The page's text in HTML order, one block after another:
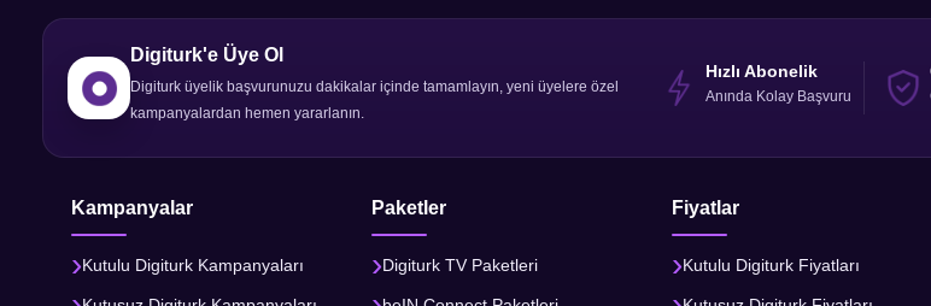
Digiturk'e Üye Ol
Digiturk üyelik başvurunuzu dakikalar içinde tamamlayın, yeni üyelere özel
kampanyalardan hemen yararlanın.
Hızlı Abonelik
Anında Kolay Başvuru
Kampanyalar
Kutulu Digiturk Kampanyaları
Paketler
Digiturk TV Paketleri
Fiyatlar
Kutulu Digiturk Fiyatları